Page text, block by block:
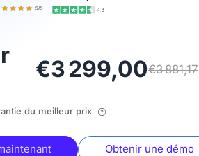
€3 299,00€3 881,17
du meilleur prix
Obtenir une démo